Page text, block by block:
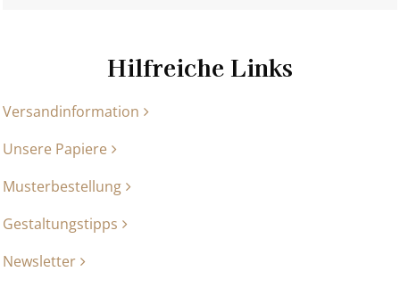
Hilfreiche Links
Versandinformation
Unsere Papiere
Musterbestellung
Gestaltungstipps
Newsletter